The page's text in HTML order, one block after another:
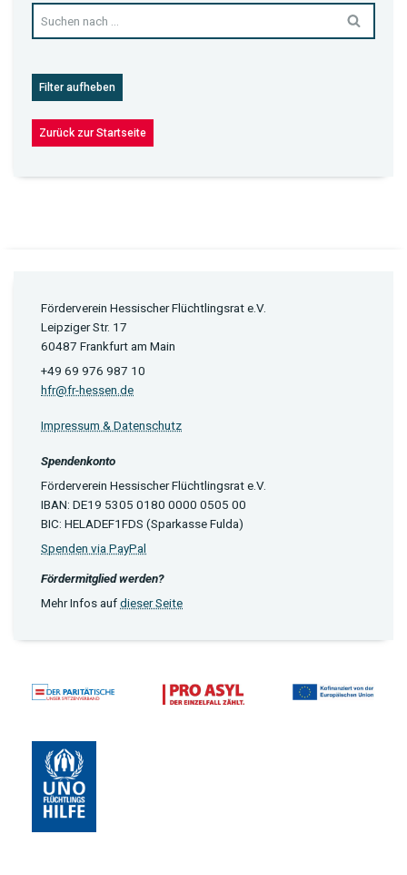
Filter aufheben
Zurück zur Startseite
Förderverein Hessischer Flüchtlingsrat e.V.
Leipziger Str. 17
60487 Frankfurt am Main
+49 69 976 987 10
hfr@fr-hessen.de
Impressum & Datenschutz
Spendenkonto
Förderverein Hessischer Flüchtlingsrat e.V.
IBAN: DE19 5305 0180 0000 0505 00
BIC: HELADEF1FDS (Sparkasse Fulda)
Spenden via PayPal
Fördermitglied werden?
Mehr Infos aufdieser Seite